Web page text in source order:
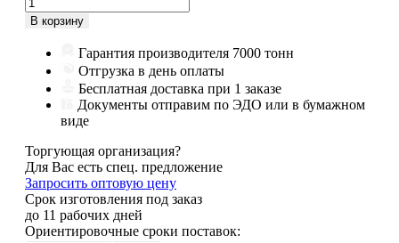
В корзину
Гарантия производителя 7000 тонн
Отгрузка в день оплаты
Бесплатная доставка при 1 заказе
Документы отправим по ЭДО или в бумажном
виде
Торгующая организация?
Для Вас есть спец. предложение
Запросить оптовую цену
Срок изготовления под заказ
до 11 рабочих дней
Ориентировочные сроки поставок: